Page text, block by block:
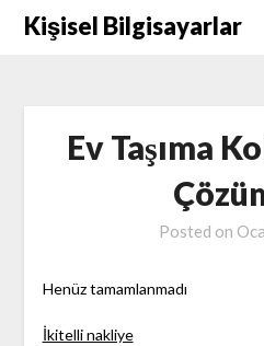
SkipKişisel Bilgisayarlar
Ev Taşıma
Posted on
Henüz tamamlanmadı
İkitelli nakliye